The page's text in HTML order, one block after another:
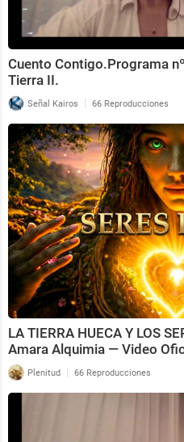
Cuento Contigo.Programa
Tierra II.
Señal Kairos | 66 Reproducciones
LA TIERRA HUECA Y LOS
Amara Alquimia — Video
Plenitud | 66 Reproducciones